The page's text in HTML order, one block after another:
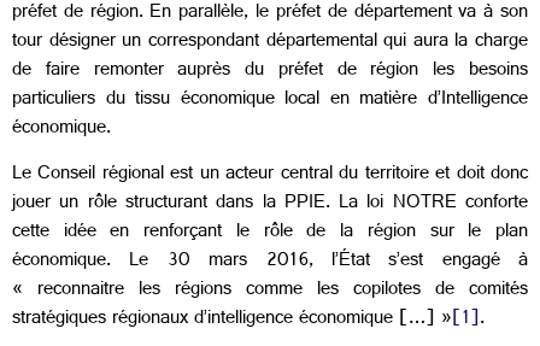
préfet de région. En parallèle, le préfet de département va à son
tour désigner un correspondant départemental qui aura la charge
de faire remonter auprès du préfet de région les besoins
particuliers du tissu économique local en matière d’Intelligence
économique.
Le Conseil régional est un acteur central du territoire et doit donc
jouer un rôle structurant dans la PPIE. La loi NOTRE conforte
cette idée en renforçant le rôle de la région sur le plan
économique. Le 30 mars 2016, l’État s’est engagé à
« reconnaitre les régions comme les copilotes de comités
stratégiques régionaux d’intelligence économique […] »[1].